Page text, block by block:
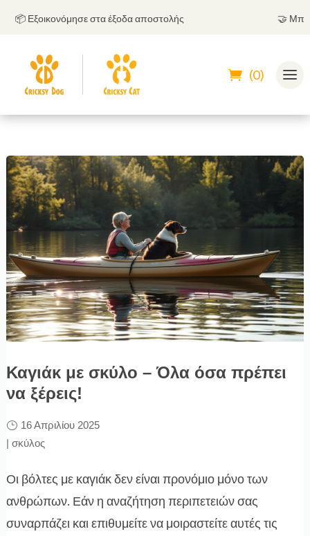
Εξοικονόμησε στα έξοδα αποστολής
(0)
Καγιάκ με σκύλο – Όλα όσα πρέπει
να ξέρεις!
16 Απριλίου 2025
| σκύλος
Οι βόλτες με καγιάκ δεν είναι προνόμιο μόνο των
ανθρώπων. Εάν η αναζήτηση περιπετειών σας
συναρπάζει και επιθυμείτε να μοιραστείτε αυτές τις